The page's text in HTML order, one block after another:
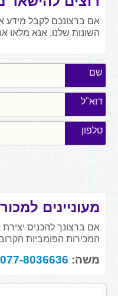
אם ברצונכם לקבל מידע
השונות שלנו, אנא מלאו
שם
דוא"ל
טלפון
מעוניינים
אם ברצונך להכניס
המכירות הפומביות
משה: 077-8036636